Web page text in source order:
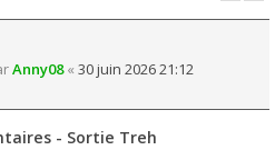
Anny08« 30 juin 2026 21:12
- Sortie Treh